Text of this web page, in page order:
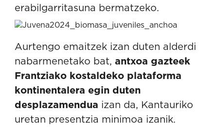
erabilgarritasuna bermatzeko.
Aurtengo emaitzek izan duten alderdi
nabarmenetako bat, antxoa gazteek
Frantziako kostaldeko plataforma
kontinentalera egin duten
desplazamendua izan da, Kantauriko
uretan presentzia minimoa izanik.